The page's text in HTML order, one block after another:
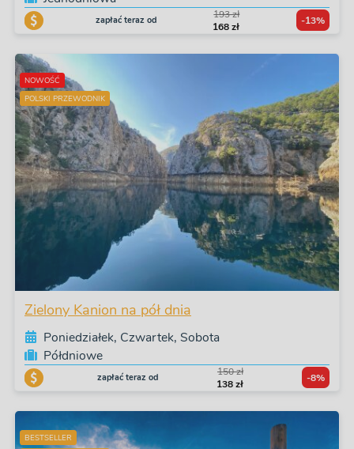
zapłać teraz od
193 zł
168 zł
-13%
NOWOŚĆ
POLSKI PRZEWODNIK
Zielony Kanion na pół dnia
Poniedziałek, Czwartek, Sobota
Półdniowe
zapłać teraz od
150 zł
138 zł
-8%
BESTSELLER